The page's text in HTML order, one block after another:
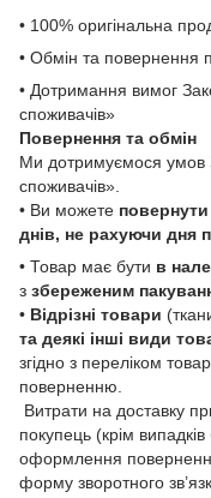
• 100% оригінальна
• Обмін та повернення
• Дотримання вимог
споживачів»
Повернення та обмін
Ми дотримуємося умов
споживачів».
• Ви можете
днів, не рахуючи дня
• Товар має бути в
з збереженим
• Відрізні товари
та деякі інші види
згідно з переліком
поверненню.
Витрати на доставку
покупець (крім
оформлення
форму зворотного